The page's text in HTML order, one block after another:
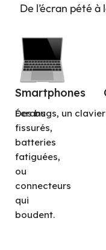
De l’écran pété
Smartphones
Écrans
fissurés,
batteries
fatiguées,
ou
connecteurs
qui
boudent.
Des bugs, un